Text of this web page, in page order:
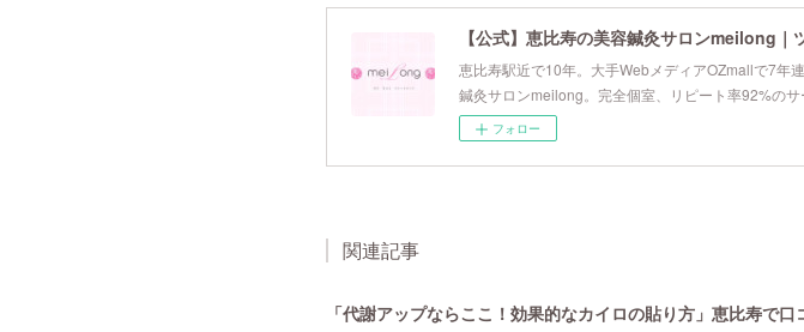
【公式】恵比寿の美容鍼灸サロンmeilong
恵比寿駅近で10年。大手WebメディアOZmallで7年
鍼灸サロンmeilong。完全個室、リピート率92%のサ
フォロー
関連記事
「代謝アップならここ！効果的なカイロの貼り方」恵比寿で